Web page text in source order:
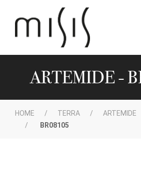
ARTEMIDE -
HOME TERRA ARTEMIDE
BR08105